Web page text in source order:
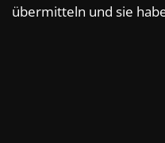
übermitteln und sie